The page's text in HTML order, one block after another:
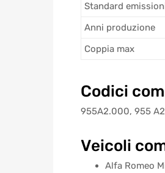
Standard
Anni produzione
Coppia max
Codici
955A2.000, 955
Veicoli
Alfa Romeo